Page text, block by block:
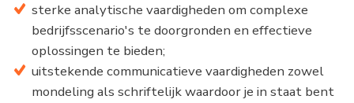
sterke analytische vaardigheden om complexe
bedrijfsscenario's te doorgronden en effectieve
oplossingen te bieden;
uitstekende communicatieve vaardigheden zowel
mondeling als schriftelijk waardoor je in staat bent